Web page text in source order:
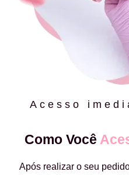
Acesso
Como Você
Após realizar o seu